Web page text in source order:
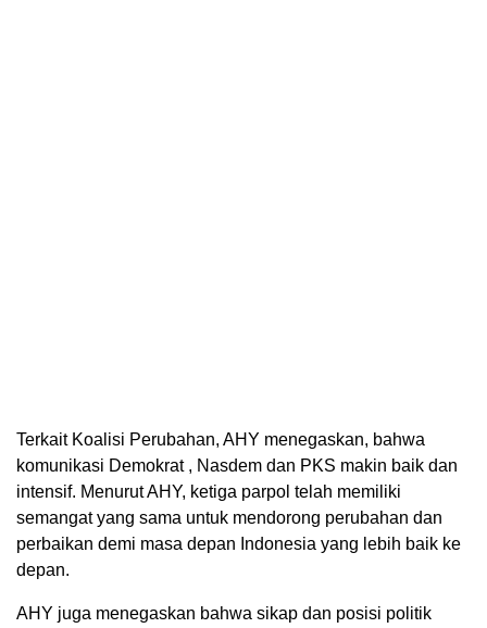
Terkait Koalisi Perubahan, AHY menegaskan, bahwa
komunikasi Demokrat , Nasdem dan PKS makin baik dan
intensif. Menurut AHY, ketiga parpol telah memiliki
semangat yang sama untuk mendorong perubahan dan
perbaikan demi masa depan Indonesia yang lebih baik ke
depan.
AHY juga menegaskan bahwa sikap dan posisi politik